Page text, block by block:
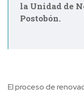
la Unidad de
Postobón.
El proceso de